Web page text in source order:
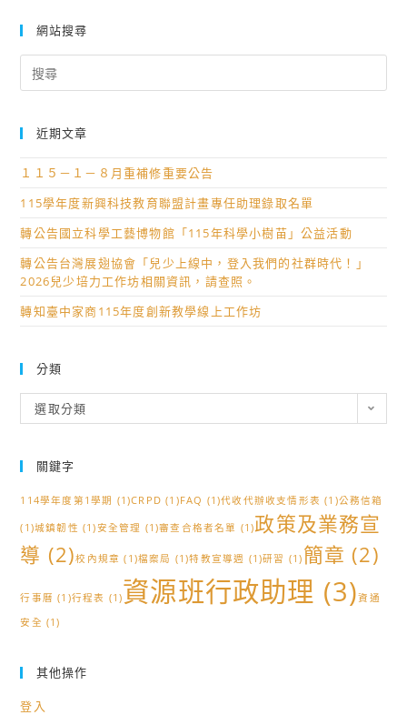
育
資
1
份。
網站搜尋
for:
近期文章
１１５－１－８月重補修重要公告
115學年度新興科技教育聯盟計畫專任助理錄取名單
轉公告國立科學工藝博物館「115年科學小樹苗」公益活動
轉公告台灣展翅協會「兒少上線中，登入我們的社群時代！」
2026兒少培力工作坊相關資訊，請查照。
轉知臺中家商115年度創新教學線上工作坊
分類
類
選取分類
關鍵字
114學年度第1學期 (1)CRPD (1)FAQ (1)代收代辦收支情形表 (1)公務信箱
(1)城鎮韌性 (1)安全管理 (1)審查合格者名單 (1)政策及業務宣
導 (2)校內規章 (1)檔案局 (1)特教宣導週 (1)研習 (1) 簡章 (2)
行事曆 (1)行程表 (1)資源班行政助理 (3)資通
安全 (1)
其他操作
登入